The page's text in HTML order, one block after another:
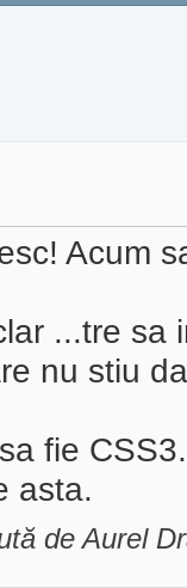
Acum
...tre sa
nu stiu
fie
asta.
de Aurel